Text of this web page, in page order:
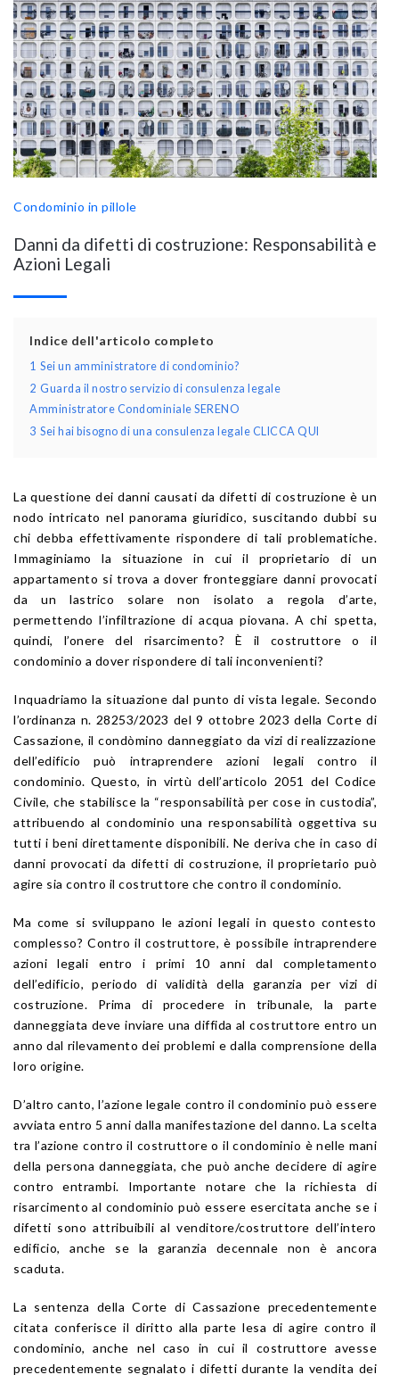
Condominio in pillole
Danni da difetti di costruzione: Responsabilità e
Azioni Legali
Indice dell'articolo completo
1 Sei un amministratore di condominio?
2 Guarda il nostro servizio di consulenza legale
Amministratore Condominiale SERENO
3 Sei hai bisogno di una consulenza legale CLICCA QUI
La questione dei danni causati da difetti di costruzione è un
nodo intricato nel panorama giuridico, suscitando dubbi su
chi debba effettivamente rispondere di tali problematiche.
Immaginiamo la situazione in cui il proprietario di un
appartamento si trova a dover fronteggiare danni provocati
da un lastrico solare non isolato a regola d’arte,
permettendo l’infiltrazione di acqua piovana. A chi spetta,
quindi, l’onere del risarcimento? È il costruttore o il
condominio a dover rispondere di tali inconvenienti?
Inquadriamo la situazione dal punto di vista legale. Secondo
l’ordinanza n. 28253/2023 del 9 ottobre 2023 della Corte di
Cassazione, il condòmino danneggiato da vizi di realizzazione
dell’edificio può intraprendere azioni legali contro il
condominio. Questo, in virtù dell’articolo 2051 del Codice
Civile, che stabilisce la “responsabilità per cose in custodia”,
attribuendo al condominio una responsabilità oggettiva su
tutti i beni direttamente disponibili. Ne deriva che in caso di
danni provocati da difetti di costruzione, il proprietario può
agire sia contro il costruttore che contro il condominio.
Ma come si sviluppano le azioni legali in questo contesto
complesso? Contro il costruttore, è possibile intraprendere
azioni legali entro i primi 10 anni dal completamento
dell’edificio, periodo di validità della garanzia per vizi di
costruzione. Prima di procedere in tribunale, la parte
danneggiata deve inviare una diffida al costruttore entro un
anno dal rilevamento dei problemi e dalla comprensione della
loro origine.
D’altro canto, l’azione legale contro il condominio può essere
avviata entro 5 anni dalla manifestazione del danno. La scelta
tra l’azione contro il costruttore o il condominio è nelle mani
della persona danneggiata, che può anche decidere di agire
contro entrambi. Importante notare che la richiesta di
risarcimento al condominio può essere esercitata anche se i
difetti sono attribuibili al venditore/costruttore dell’intero
edificio, anche se la garanzia decennale non è ancora
scaduta.
La sentenza della Corte di Cassazione precedentemente
citata conferisce il diritto alla parte lesa di agire contro il
condominio, anche nel caso in cui il costruttore avesse
precedentemente segnalato i difetti durante la vendita dei